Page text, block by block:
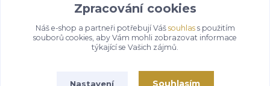
Zpracování cookies
Náš e-shop a partneři potřebují Váš souhlass použitím
souborů cookies, aby Vám mohli zobrazovat informace
týkající se Vašich zájmů.
Nastavení Souhlasím